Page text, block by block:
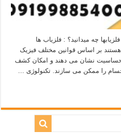
چه میدانید؟ : فلزیاب ها
هستند بر اساس قوانین مختلف فیزیک
حساسیت نشان می دهند و امکان کشف
را ممکن می سازند. تکنولوژی …